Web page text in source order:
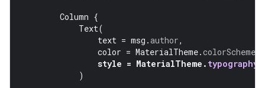
Column {
Text(
text = msg .author,
color = MaterialTheme.colorScheme
style = MaterialTheme . typography
)